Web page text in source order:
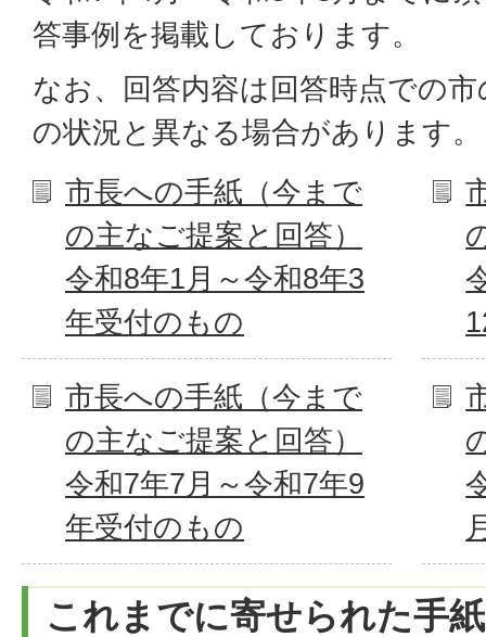
答事例を掲載しております。
なお、回答内容は回答時点での
の状況と異なる場合があります。
市長への手紙（今まで
の主なご提案と回答）
令和8年1月～令和8年3
年受付のもの
市長への手紙（今まで
の主なご提案と回答）
令和7年7月～令和7年9
年受付のもの
これまでに寄せられた手